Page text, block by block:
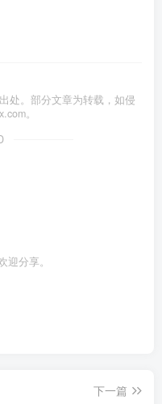
处。部分文章为转载，如侵
。
分享。
下一篇